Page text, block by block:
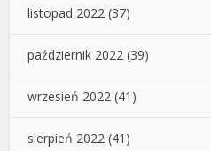
listopad 2022 (37)
październik 2022 (39)
wrzesień 2022 (41)
sierpień 2022 (41)